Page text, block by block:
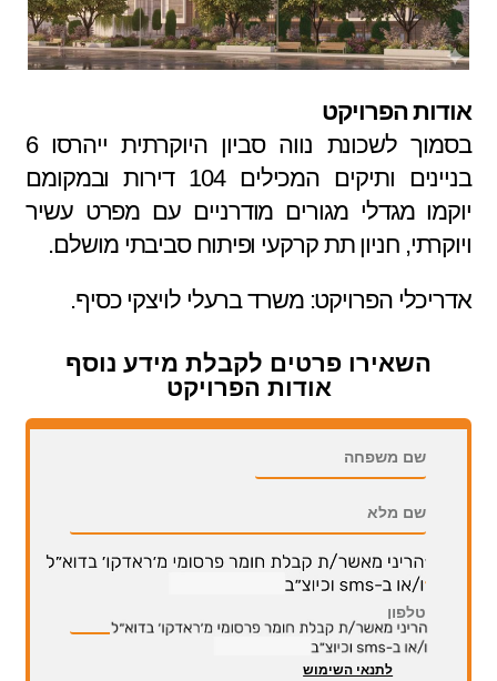
אודות הפרויקט
בסמוך לשכונת נווה סביון היוקרתית ייהרסו 6
בניינים ותיקים המכילים 104 דירות ובמקומם
יוקמו מגדלי מגורים מודרניים עם מפרט עשיר
ויוקרתי, חניון תת קרקעי ופיתוח סביבתי מושלם.
אדריכלי הפרויקט: משרד ברעלי לויצקי כסיף.
השאירו פרטים לקבלת מידע נוסף
אודות הפרויקט
השאירו פרטים לקבלת מידע נוסף אודות הפרויקט
לתנאי השימוש